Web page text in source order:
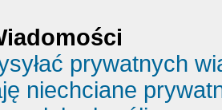
prywatnych
niechciane